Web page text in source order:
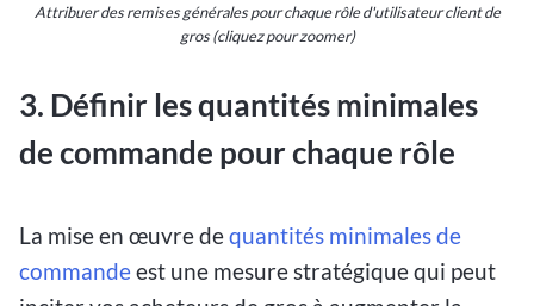
Attribuer des remises générales pour chaque rôle d'utilisateur client de
gros (cliquez pour zoomer)
3. Définir les quantités minimales
de commande pour chaque rôle
La mise en œuvre dequantités minimales de
commandeest une mesure stratégique qui peut